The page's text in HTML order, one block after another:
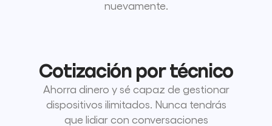
nuevamente.
Cotización por técnico
Ahorra dinero y sé capaz de gestionar
dispositivos ilimitados. Nunca tendrás
que lidiar con conversaciones